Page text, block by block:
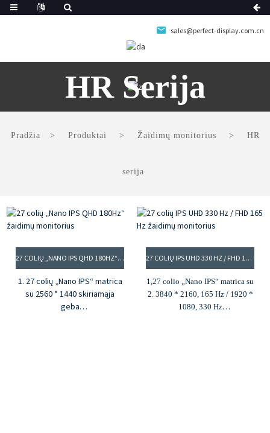
sales@perfect-display.com.cn
HR Serija
Pradžia Produktai Žaidimų monitorius HR
serija
27 COLIŲ „NANO IPS QHD 180HZ“ ŽAIDIMŲ MONITORIUS
1. 27 colių „Nano IPS“ matrica
su 2560 * 1440 skiriamąja
geba
27 COLIŲ IPS UHD 330 HZ / FHD 165 HZ ŽAIDIMŲ MONITORIUS
1,27 colio „Nano IPS“ matrica su
2. 3840 * 2160, 165 Hz / 1920 *
1080, 330 Hz